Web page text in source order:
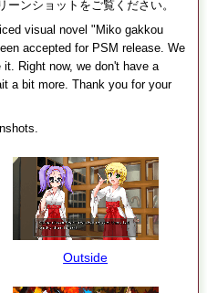
ンショットをご覧ください。
visual novel "Miko gakkou
accepted for PSM release. We
Right now, we don't have a
a bit more. Thank you for your
Outside